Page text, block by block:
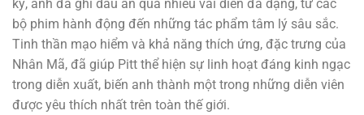
kỷ, anh đã ghi dấu ấn qua nhiều vai diễn đa dạng, từ các
bộ phim hành động đến những tác phẩm tâm lý sâu sắc.
Tinh thần mạo hiểm và khả năng thích ứng, đặc trưng của
Nhân Mã, đã giúp Pitt thể hiện sự linh hoạt đáng kinh ngạc
trong diễn xuất, biến anh thành một trong những diễn viên
được yêu thích nhất trên toàn thế giới.